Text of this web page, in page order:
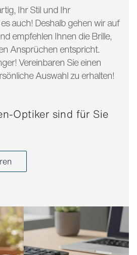
Ihr Stil und Ihr
auch! Deshalb gehen wir auf
empfehlen Ihnen die Brille,
Ansprüchen entspricht.
Vereinbaren Sie einen
Auswahl zu erhalten!
Optiker sind für Sie